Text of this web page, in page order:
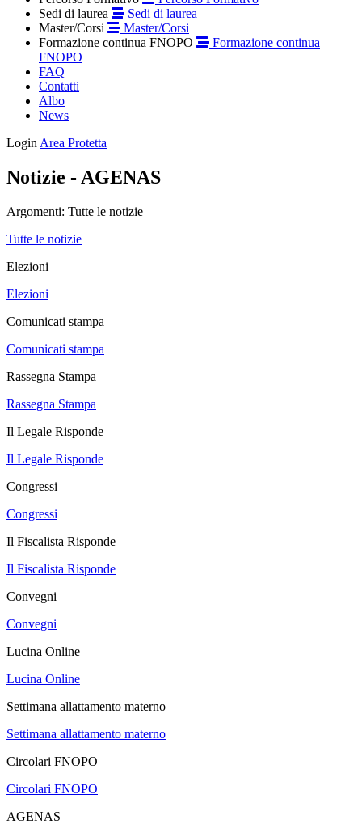
Sedi di laurea
Sedi di laurea
Master/Corsi
Master/Corsi
Formazione continua FNOPO
Formazione continua
FNOPO
FAQ
Contatti
Albo
News
Login Area Protetta
Notizie - AGENAS
Argomenti: Tutte le notizie
Tutte le notizie
Elezioni
Elezioni
Comunicati stampa
Comunicati stampa
Rassegna Stampa
Rassegna Stampa
Il Legale Risponde
Il Legale Risponde
Congressi
Congressi
Il Fiscalista Risponde
Il Fiscalista Risponde
Convegni
Convegni
Lucina Online
Lucina Online
Settimana allattamento materno
Settimana allattamento materno
Circolari FNOPO
Circolari FNOPO
AGENAS